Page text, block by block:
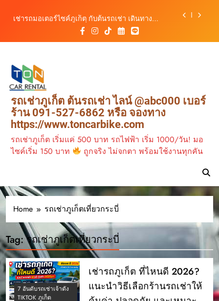
เช่ารถมอเตอร์ไซค์ภูเก็ต กับต้นรถเช่า เดินทาง
สะดวก ราคาประหยัด เริ่มต้นเพียง 150 บาท/วัน
ต้นรถเช่า ครบทุกฟังก์ชันการใช้งาน ครบทุกประเภท
รถ ตอบโจทย์ทุกการเดินทางในภูเก็ต
สิงหาคม–ตุลาคม 2569
ต้นรถเช่าภูเก็ต บริการรถเช่าครบวงจร ราคาคุ้มค่า
เดินทางสะดวกทุกเส้นทาง
เช่ารถมอเตอร์ไซค์ภูเก็ต กับต้นรถเช่า เดินทาง
สะดวก ราคาประหยัด เริ่มต้นเพียง 150 บาท/วัน
ต้นรถเช่า ครบทุกฟังก์ชันการใช้งาน ครบทุกประเภท
รถ ตอบโจทย์ทุกการเดินทางในภูเก็ต
รถเช่าภูเก็ต ต้นรถเช่า ไลน์ @abc000 เบอร์
ร้าน 091-527-6862 หรือ จองทาง
https://www.toncarbike.com
รถเช่าภูเก็ต เริ่มแค่ 500 บาท รถไฟฟ้า เริ่ม 1000/วัน! มอ
ไซค์เริ่ม 150 บาท
ถูกจริง ไม่จกตา พร้อมใช้งานทุกคัน
Home รถเช่าภูเก็ตเที่ยวกระบี่
Tag:รถเช่าภูเก็ตเที่ยวกระบี่
7 อันดับรถเช่าเจ้าดัง
TIKTOK ภูเก็ต
เช่ารถภูเก็ต ที่ไหนดี 2026?
แนะนำวิธีเลือกร้านรถเช่าให้